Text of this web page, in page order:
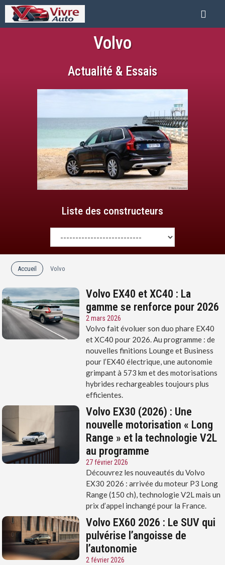
Volvo
Actualité & Essais
Liste des constructeurs
Accueil Volvo
Volvo EX40 et XC40 : La
gamme se renforce pour 2026
2 mars 2026
Volvo fait évoluer son duo phare EX40
et XC40 pour 2026. Au programme : de
nouvelles finitions Lounge et Business
pour l’EX40 électrique, une autonomie
grimpant à 573 km et des motorisations
hybrides rechargeables toujours plus
efficientes.
Volvo EX30 (2026) : Une
nouvelle motorisation « Long
Range » et la technologie V2L
au programme
27 février 2026
Découvrez les nouveautés du Volvo
EX30 2026 : arrivée du moteur P3 Long
Range (150 ch), technologie V2L mais un
prix d’appel inchangé pour la France.
Volvo EX60 2026 : Le SUV qui
pulvérise l’angoisse de
l’autonomie
2 février 2026